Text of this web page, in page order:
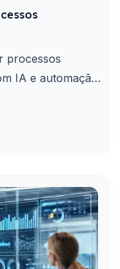
processos
IA e automação,